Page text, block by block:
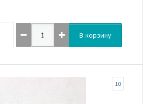
В корзину
10